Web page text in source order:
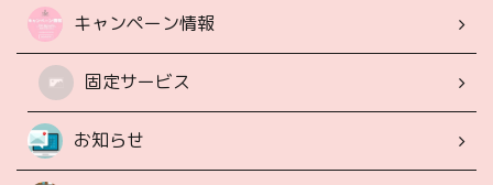
キャンペーン情報
固定サービス
お知らせ